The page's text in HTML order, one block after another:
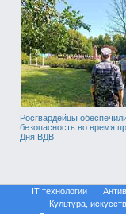
Росгвардейцы
безопасность во время
Дня ВДВ
IT технологии
Культура,